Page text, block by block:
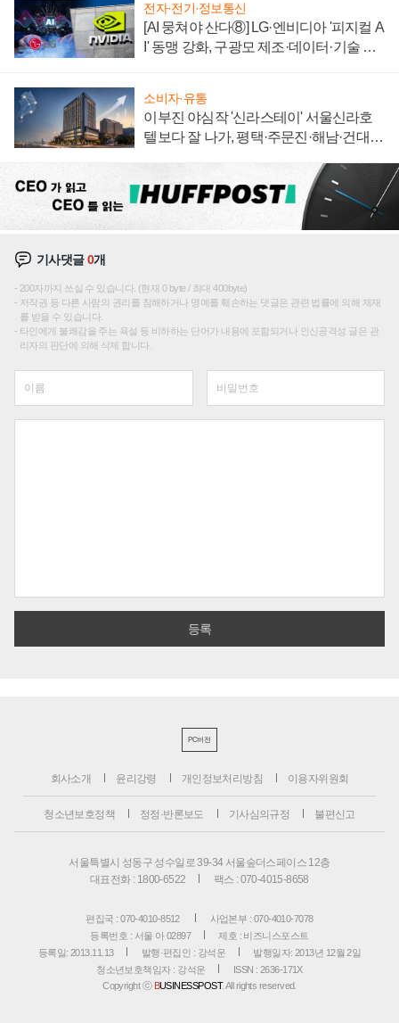
전자·전기·정보통신
[AI 뭉쳐야 산다⑧] LG·엔비디아 '피지컬 A
I' 동맹 강화, 구광모 제조·데이터·기술 결
소비자·유통
이부진 야심작 '신라스테이' 서울신라호
텔보다 잘 나가, 평택·주문진·해남·건대로
기사댓글0개
200자까지 쓰실 수 있습니다. (현재 0 byte / 최대 400byte)
저작권 등 다른 사람의 권리를 침해하거나 명예를 훼손하는 댓글은 관련 법률에 의해 제재
를 받을 수 있습니다.
타인에게 불쾌감을 주는 욕설 등 비하하는 단어가 내용에 포함되거나 인신공격성 글은 관
리자의 판단에 의해 삭제 합니다.
PC버전
회사소개 윤리강령 개인정보처리방침 이용자위원회
청소년보호정책 정정·반론보도 기사심의규정 불편신고
서울특별시 성동구 성수일로 39-34 서울숲더스페이스 12층
대표전화 : 1800-6522
팩스 : 070-4015-8658
편집국 : 070-4010-8512
사업본부 : 070-4010-7078
등록번호 : 서울 아 02897
제호 : 비즈니스포스트
등록일: 2013.11.13
발행·편집인 : 강석운
발행일자: 2013년 12월 2일
청소년보호책임자 : 강석운
ISSN : 2636-171X
Copyright ⓒ BUSINESSPOST. All rights reserved.